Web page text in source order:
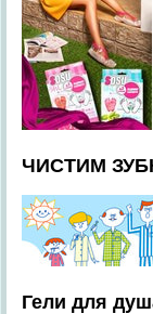
ЧИСТИМ
Гели для